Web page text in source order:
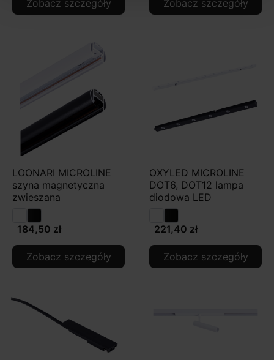
Zobacz szczegóły Zobacz szczegóły
LOONARI MICROLINE
szyna magnetyczna
zwieszana
184,50 zł
Zobacz szczegóły
OXYLED MICROLINE
DOT6, DOT12 lampa
diodowa LED
221,40 zł
Zobacz szczegóły